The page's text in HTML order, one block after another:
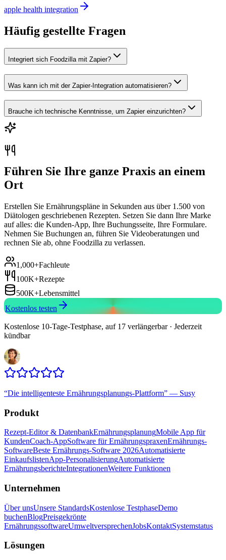
apple health integration
Häufig gestellte Fragen
Integriert sich Foodzilla mit Zapier?
Was kann ich mit der Zapier-Integration automatisieren?
Brauche ich technische Kenntnisse, um Zapier einzurichten?
Führen Sie Ihre ganze Praxis an einem
Ort
Erstellen Sie Ernährungspläne in Sekunden aus über 1.500 von
Diätologen geschriebenen Rezepten. Setzen Sie dann Ihre Marke
auf alles: die Kunden-App, Ihre Buchungsseite, Ihre Formulare.
Nehmen Sie Buchungen an, führen Sie Videoberatungen und
rechnen Sie ab, ohne Foodzilla zu verlassen.
1,000+Fachleute
100K+Rezepte
500K+Lebensmittel
Kostenlos testen
Kostenlose 10-Tage-Testphase, auf 17 verlängerbar · Jederzeit
kündbar
“Die intelligenteste Ernährungsplanungs-Plattform” — Susy
Produkt
Rezept-Editor & DatenbankErnährungsplanungMobile App für
KundenCoach-AppSoftware für ErnährungspraxenErnährungs-
SoftwareBeste Ernährungs-Software 2026Automatisierte
EinkaufslistenApp-PersonalisierungAutomatisierte
ErnährungsberichteIntegrationenWeitere Funktionen
Unternehmen
Über unsUnsere StandardsKostenlose TestphaseDemo
buchenBlogPreisgekrönte
ErnährungssoftwareUmweltversprechenJobsKontaktSystemstatus
Lösungen